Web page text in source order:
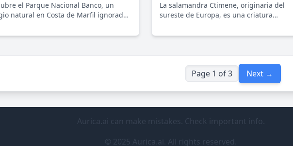
el Parque Nacional Banco, un
natural en Costa de Marfil ignorado
y conservación del
La salamandra Ctimene, originaria del
sureste de Europa, es una criatura
su papel crucial en el ecosistema. Su
lecciones sobre el cuidado del planeta.
Page 1 of 3 Next →
Aurica.ai can make mistakes. Check important info.
© 2025 Aurica.ai. All rights reserved.